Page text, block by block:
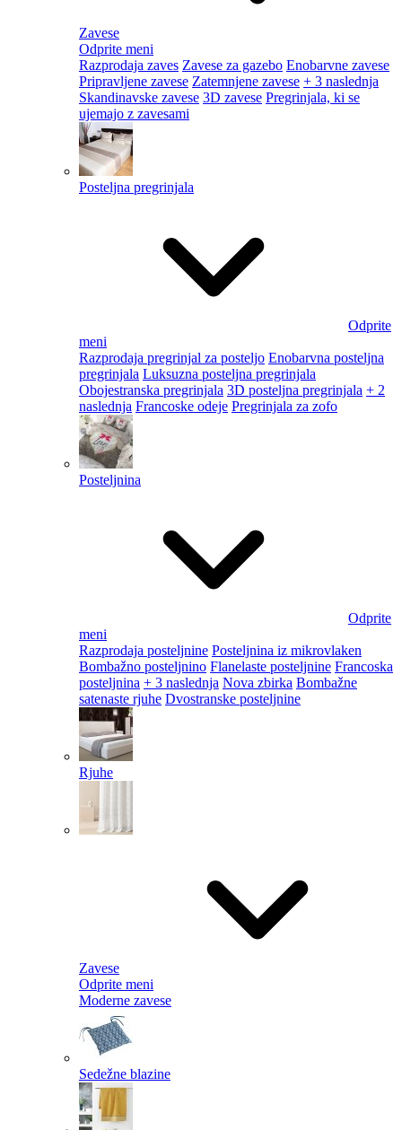
Zavese
Odprite meni
Razprodaja zaves Zavese za gazebo Enobarvne zavese
Pripravljene zavese Zatemnjene zavese + 3 naslednja
Skandinavske zavese 3D zavese Pregrinjala, ki se
ujemajo z zavesami
Posteljna pregrinjala
Odprite
meni
Razprodaja pregrinjal za posteljo Enobarvna posteljna
pregrinjala Luksuzna posteljna pregrinjala
Obojestranska pregrinjala 3D posteljna pregrinjala + 2
naslednja Francoske odeje Pregrinjala za zofo
Posteljnina
Odprite
meni
Razprodaja posteljnine Posteljnina iz mikrovlaken
Bombažno posteljnino Flanelaste posteljnine Francoska
posteljnina + 3 naslednja Nova zbirka Bombažne
satenaste rjuhe Dvostranske posteljnine
Rjuhe
Zavese
Odprite meni
Moderne zavese
Sedežne blazine